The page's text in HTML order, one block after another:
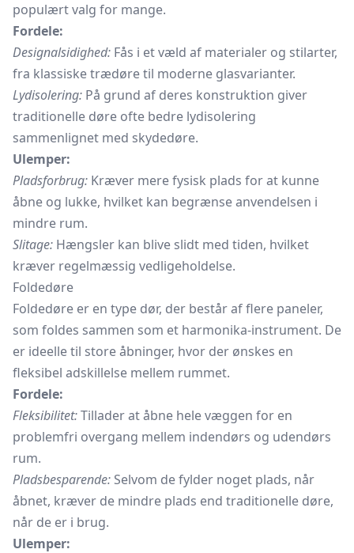
populært valg for mange.
Fordele:
Designalsidighed: Fås i et væld af materialer og stilarter,
fra klassiske trædøre til moderne glasvarianter.
Lydisolering: På grund af deres konstruktion giver
traditionelle døre ofte bedre lydisolering
sammenlignet med skydedøre.
Ulemper:
Pladsforbrug: Kræver mere fysisk plads for at kunne
åbne og lukke, hvilket kan begrænse anvendelsen i
mindre rum.
Slitage: Hængsler kan blive slidt med tiden, hvilket
kræver regelmæssig vedligeholdelse.
Foldedøre
Foldedøre er en type dør, der består af flere paneler,
som foldes sammen som et harmonika-instrument. De
er ideelle til store åbninger, hvor der ønskes en
fleksibel adskillelse mellem rummet.
Fordele:
Fleksibilitet:Tillader at åbne hele væggen for en
problemfri overgang mellem indendørs og udendørs
rum.
Pladsbesparende: Selvom de fylder noget plads, når
åbnet, kræver de mindre plads end traditionelle døre,
når de er i brug.
Ulemper: